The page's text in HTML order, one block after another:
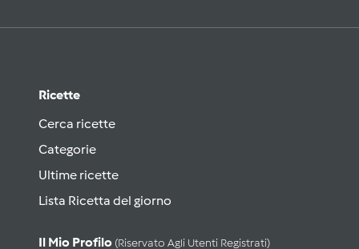
Ricette
Cerca ricette
Categorie
Ultime ricette
Lista Ricetta del giorno
Il Mio Profilo (riservato Agli Utenti Registrati)